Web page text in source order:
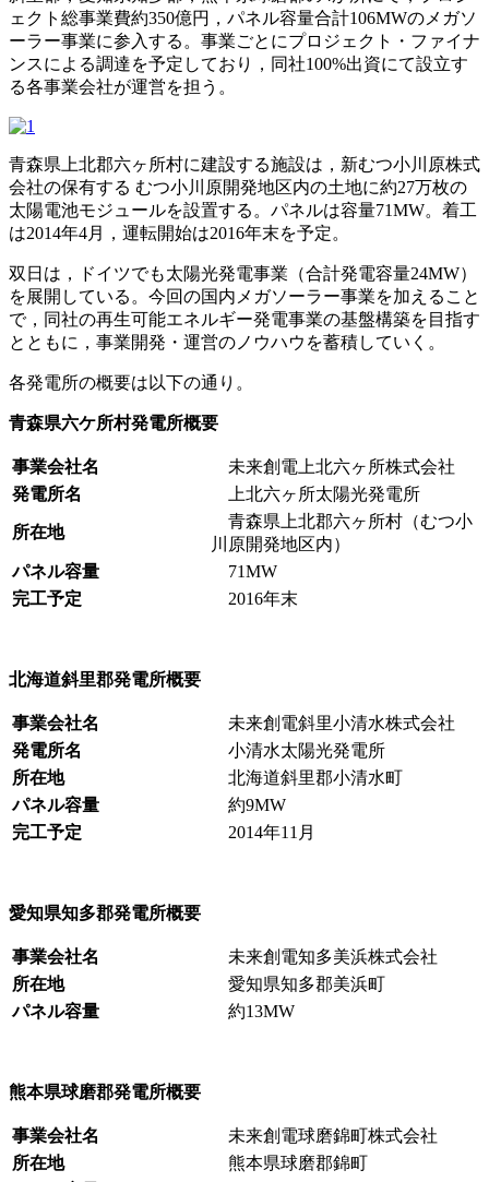
ェクト総事業費約350億円，パネル容量合計106MWのメガソ
ーラー事業に参入する。事業ごとにプロジェクト・ファイナ
ンスによる調達を予定しており，同社100%出資にて設立す
る各事業会社が運営を担う。
青森県上北郡六ヶ所村に建設する施設は，新むつ小川原株式
会社の保有する むつ小川原開発地区内の土地に約27万枚の
太陽電池モジュールを設置する。パネルは容量71MW。着工
は2014年4月，運転開始は2016年末を予定。
双日は，ドイツでも太陽光発電事業（合計発電容量24MW）
を展開している。今回の国内メガソーラー事業を加えること
で，同社の再生可能エネルギー発電事業の基盤構築を目指す
とともに，事業開発・運営のノウハウを蓄積していく。
各発電所の概要は以下の通り。
青森県六ケ所村発電所概要
事業会社名
未来創電上北六ヶ所株式会社
発電所名
上北六ヶ所太陽光発電所
所在地
青森県上北郡六ヶ所村（むつ小
川原開発地区内）
パネル容量
71MW
完工予定
2016年末
北海道斜里郡発電所概要
事業会社名
未来創電斜里小清水株式会社
発電所名
小清水太陽光発電所
所在地
北海道斜里郡小清水町
パネル容量
約9MW
完工予定
2014年11月
愛知県知多郡発電所概要
事業会社名
未来創電知多美浜株式会社
所在地
愛知県知多郡美浜町
パネル容量
約13MW
熊本県球磨郡発電所概要
事業会社名
未来創電球磨錦町株式会社
所在地
熊本県球磨郡錦町